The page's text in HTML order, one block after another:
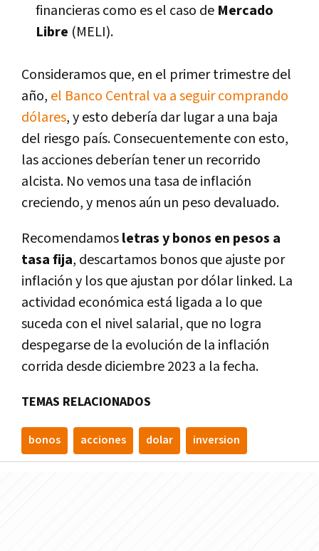
financieras como es el caso de Mercado
Libre (MELI).
Consideramos que, en el primer trimestre del
año, el Banco Central va a seguir comprando
dólares, y esto debería dar lugar a una baja
del riesgo país. Consecuentemente con esto,
las acciones deberían tener un recorrido
alcista. No vemos una tasa de inflación
creciendo, y menos aún un peso devaluado.
Recomendamosletras y bonos en pesos a
tasa fija, descartamos bonos que ajuste por
inflación y los que ajustan por dólar linked. La
actividad económica está ligada a lo que
suceda con el nivel salarial, que no logra
despegarse de la evolución de la inflación
corrida desde diciembre 2023 a la fecha.
TEMAS RELACIONADOS
bonos acciones dolar inversion